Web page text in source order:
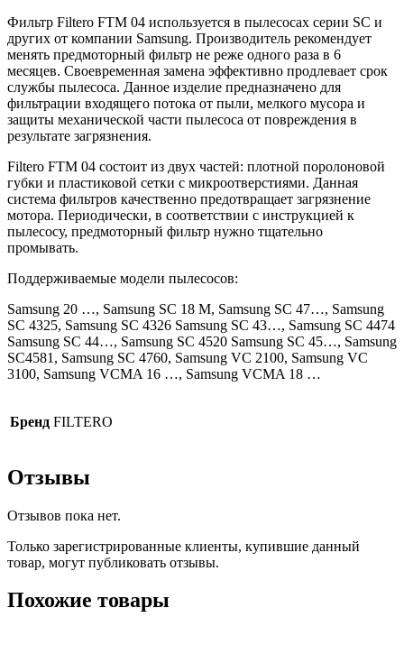
Фильтр Filtero FTM 04 используется в пылесосах серии SC и
других от компании Samsung. Производитель рекомендует
менять предмоторный фильтр не реже одного раза в 6
месяцев. Своевременная замена эффективно продлевает срок
службы пылесоса. Данное изделие предназначено для
фильтрации входящего потока от пыли, мелкого мусора и
защиты механической части пылесоса от повреждения в
результате загрязнения.
Filtero FTM 04 состоит из двух частей: плотной поролоновой
губки и пластиковой сетки с микроотверстиями. Данная
система фильтров качественно предотвращает загрязнение
мотора. Периодически, в соответствии с инструкцией к
пылесосу, предмоторный фильтр нужно тщательно
промывать.
Поддерживаемые модели пылесосов:
Samsung 20 …, Samsung SC 18 M, Samsung SC 47…, Samsung
SC 4325, Samsung SC 4326 Samsung SC 43…, Samsung SC 4474
Samsung SC 44…, Samsung SC 4520 Samsung SC 45…, Samsung
SC4581, Samsung SC 4760, Samsung VC 2100, Samsung VC
3100, Samsung VCMA 16 …, Samsung VCMA 18 …
Бренд FILTERO
Отзывы
Отзывов пока нет.
Только зарегистрированные клиенты, купившие данный
товар, могут публиковать отзывы.
Похожие товары